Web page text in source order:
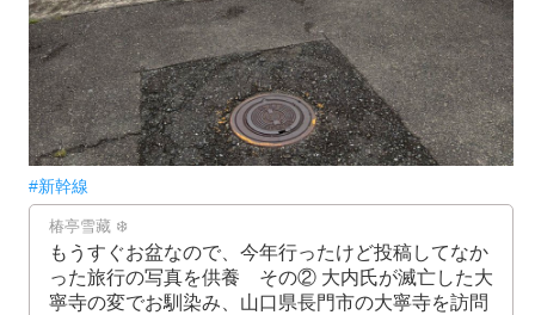
#新幹線
椿亭雪藏 ❄️
もうすぐお盆なので、今年行ったけど投稿してなか
った旅行の写真を供養 その② 大内氏が滅亡した大
寧寺の変でお馴染み、山口県長門市の大寧寺を訪問